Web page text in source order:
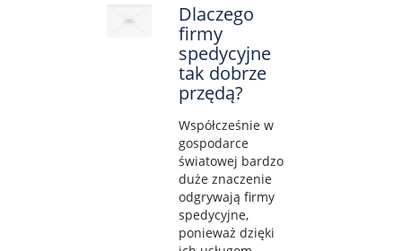
Dlaczego
firmy
spedycyjne
tak dobrze
przędą?
Współcześnie w
gospodarce
światowej bardzo
duże znaczenie
odgrywają firmy
spedycyjne,
ponieważ dzięki